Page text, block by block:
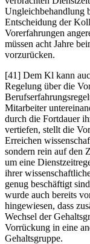
Ungleichbehandlung
Entscheidung der
Vorerfahrungen
müssen acht Jahre
vorzurücken.
[41] Dem Kl kann
Regelung über die
Mitarbeiter
durch die Fortdauer
vertiefen, stellt die
Erreichen
sondern rein auf den
um eine
ihrer
genug beschäftigt
wurde auch bereits
hingewiesen, dass
Wechsel der
Vorrückung in eine
Gehaltsgruppe.